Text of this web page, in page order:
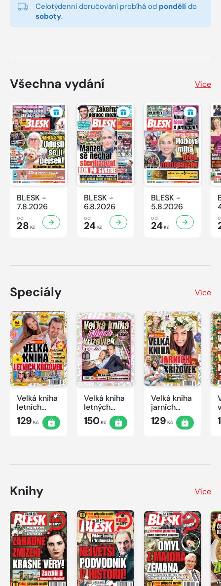
Celotýdenní doručování probíhá od pondělí do
soboty.
Všechna vydání Více
BLESK -
7.8.2026
od
28 Kč
BLESK -
6.8.2026
od
24Kč
BLESK -
5.8.2026
od
24Kč
Speciály Více
Velká kniha
letních
křížovek
2026
129 Kč
Velká kniha
letných
krížoviek s
TV JOJ
150Kč
Velká kniha
jarních
křížovek
2026
129 Kč
Knihy Více